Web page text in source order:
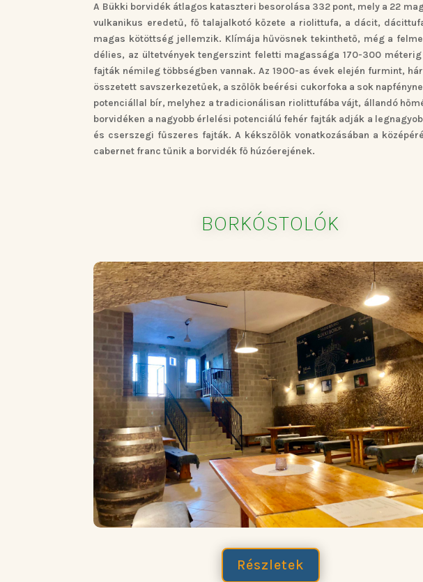
A Bükki borvidék átlagos kataszteri besorolása 332 pont, mely a 22
vulkanikus eredetű, fő talajalkotó kőzete a riolittufa, a dácit,
magas kötöttség jellemzik. Klímája hűvösnek tekinthető, még a
délies, az ültetvények tengerszint feletti magassága 170-300
fajták némileg többségben vannak. Az 1900-as évek elején furmint,
összetett savszerkezetűek, a szőlők beérési cukorfoka a sok
potenciállal bír, melyhez a tradicionálisan riolittufába vájt, állandó
borvidéken a nagyobb érlelési potenciálú fehér fajták adják a
és cserszegi fűszeres fajták. A kékszőlők vonatkozásában a
cabernet franc tűnik a borvidék fő húzóerejének.
BORKÓSTOLÓK
Részletek